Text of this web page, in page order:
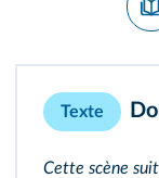
Texte
Cette scène